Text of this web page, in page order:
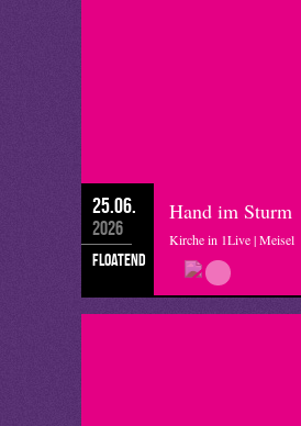
25.06.
2026
floatend
Hand im Sturm
Kirche in 1Live | Meisel